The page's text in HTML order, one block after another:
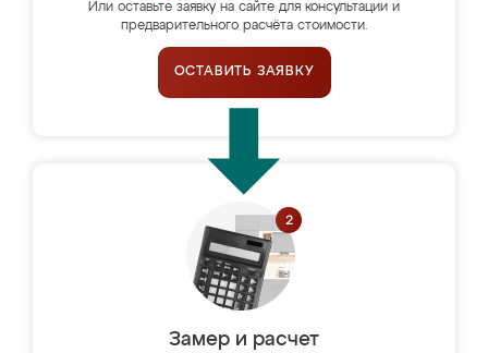
Или оставьте заявку на сайте для консультации и
предварительного расчёта стоимости.
ОСТАВИТЬ ЗАЯВКУ
Замер и расчет